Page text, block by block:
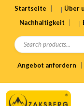
Startseite Über
Nachhaltigkeit
Angebot anfordern